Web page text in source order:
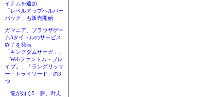
イテムを追加
「レベルアップヘルパー
パック」も販売開始
ガマニア、ブラウザゲー
ム3タイトルのサービス
終了を発表
「キングダムサーガ」、
「Webファントム・ブレ
イブ」、「ラングリッサ
ー・トライソード」の3
つ
「龍が如く5 夢、叶え